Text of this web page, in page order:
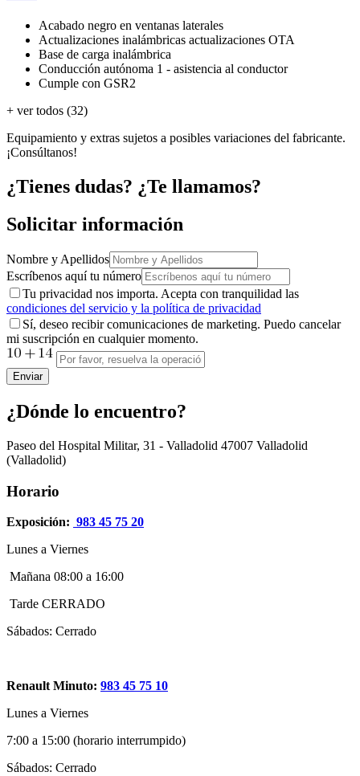
Acabado negro en ventanas laterales
Actualizaciones inalámbricas actualizaciones OTA
Base de carga inalámbrica
Conducción autónoma 1 - asistencia al conductor
Cumple con GSR2
+ ver todos (32)
Equipamiento y extras sujetos a posibles variaciones del fabricante.
¡Consúltanos!
¿Tienes dudas? ¿Te llamamos?
Solicitar información
Nombre y Apellidos
Escríbenos aquí tu número
Tu privacidad nos importa. Acepta con tranquilidad las
condiciones del servicio y la política de privacidad
Sí, deseo recibir comunicaciones de marketing. Puedo cancelar
mi suscripción en cualquier momento.
Enviar
¿Dónde lo encuentro?
Paseo del Hospital Militar, 31 - Valladolid 47007 Valladolid
(Valladolid)
Horario
Exposición: 983 45 75 20
Lunes a Viernes
Mañana 08:00 a 16:00
Tarde CERRADO
Sábados: Cerrado
Renault Minuto: 983 45 75 10
Lunes a Viernes
7:00 a 15:00 (horario interrumpido)
Sábados: Cerrado